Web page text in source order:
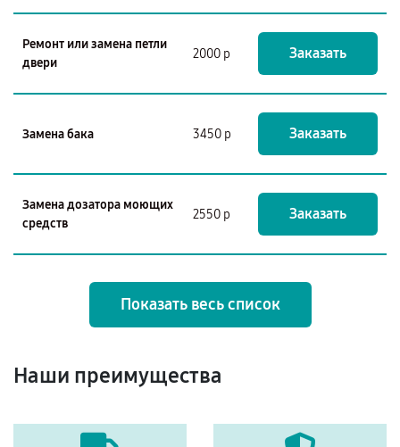
Ремонт или замена петли
двери
2000 р Заказать
Замена бака 3450 р Заказать
Замена дозатора моющих
средств
2550 р Заказать
Показать весь список
Наши преимущества